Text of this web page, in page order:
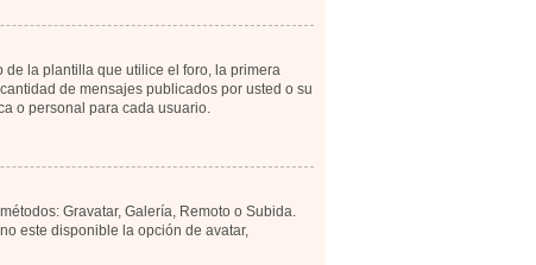
la plantilla que utilice el foro, la primera
de mensajes publicados por usted o su
o personal para cada usuario.
Gravatar, Galería, Remoto o Subida.
este disponible la opción de avatar,